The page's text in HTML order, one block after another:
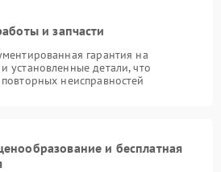
и запчасти
гарантия на
установленные детали, что
неисправностей
и бесплатная